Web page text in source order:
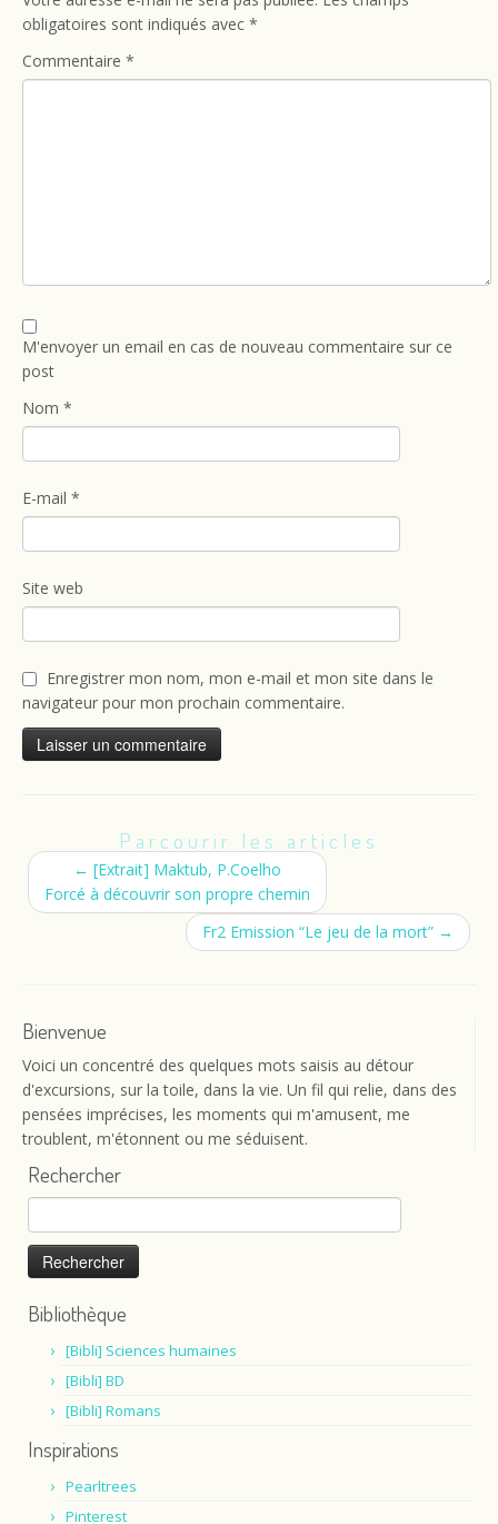
obligatoires sont indiqués avec *
Commentaire *
M'envoyer un email en cas de nouveau commentaire sur ce
post
Nom *
E-mail *
Site web
Enregistrer mon nom, mon e-mail et mon site dans le
navigateur pour mon prochain commentaire.
Parcourir les articles
← [Extrait] Maktub, P.Coelho
Forcé à découvrir son propre chemin
Fr2 Emission “Le jeu de la mort” →
Bienvenue
Voici un concentré des quelques mots saisis au détour
d'excursions, sur la toile, dans la vie. Un fil qui relie, dans des
pensées imprécises, les moments qui m'amusent, me
troublent, m'étonnent ou me séduisent.
Rechercher
Rechercher :
Bibliothèque
[Bibli] Sciences humaines
[Bibli] BD
[Bibli] Romans
Inspirations
Pearltrees
Pinterest